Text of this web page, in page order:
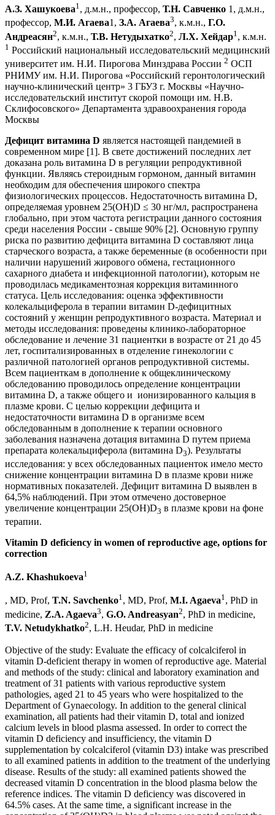
А.З. Хашукоева1 , д.м.н., профессор, Т.Н. Савченко 1, д.м.н.,
профессор, М.И. Агаева1, З.А. Агаева3, к.м.н., Г.О.
Андреасян2, к.м.н., Т.В. Нетудыхатко2, Л.Х. Хейдар1 , к.м.н.
1 Российский национальный исследовательский медицинский
университет им. Н.И. Пирогова Минздрава России 2 ОСП
РНИМУ им. Н.И. Пирогова «Российский геронтологический
научно-клинический центр» 3 ГБУЗ г. Москвы «Научно-
исследовательский институт скорой помощи им. Н.В.
Склифосовского» Департамента здравоохранения города
Москвы
Дефицит витамина D является настоящей пандемией в
современном мире [1]. В свете достижений последних лет
доказана роль витамина D в регуляции репродуктивной
функции. Являясь стероидным гормоном, данный витамин
необходим для обеспечения широкого спектра
физиологических процессов. Недостаточность витамина D,
определяемая уровнем 25(ОН)D ≤ 30 нг/мл, распространена
глобально, при этом частота регистрации данного состояния
среди населения России - свыше 90% [2]. Основную группу
риска по развитию дефицита витамина D составляют лица
старческого возраста, а также беременные (в особенности при
наличии нарушений жирового обмена, гестационного
сахарного диабета и инфекционной патологии), которым не
проводилась медикаментозная коррекция витаминного
статуса. Цель исследования: оценка эффективности
колекальциферола в терапии витамин D-дефицитных
состояний у женщин репродуктивного возраста. Материал и
методы исследования: проведены клинико-лабораторное
обследование и лечение 31 пациентки в возрасте от 21 до 45
лет, госпитализированных в отделение гинекологии с
различной патологией органов репродуктивной системы.
Всем пациенткам в дополнение к общеклиническому
обследованию проводилось определение концентрации
витамина D, а также общего и ионизированного кальция в
плазме крови. С целью коррекции дефицита и
недостаточности витамина D в организме всем
обследованным в дополнение к терапии основного
заболевания назначена дотация витамина D путем приема
препарата колекальциферола (витамина D3). Результаты
исследования: у всех обследованных пациенток имело место
снижение концентрации витамина D в плазме крови ниже
нормативных показателей. Дефицит витамина D выявлен в
64,5% наблюдений. При этом отмечено достоверное
увеличение концентрации 25(ОН)D3 в плазме крови на фоне
терапии.
Vitamin D deficiency in women of reproductive age, options for
correction
A.Z. Khashukoeva1
, MD, Prof, T.N. Savchenko1, MD, Prof, M.I. Agaeva1, PhD in
medicine, Z.A. Agaeva3, G.O. Andreasyan2, PhD in medicine,
T.V. Netudykhatko2, L.H. Heudar, PhD in medicine
Objective of the study: Evaluate the efficacy of colcalciferol in
vitamin D-deficient therapy in women of reproductive age. Material
and methods of the study: clinical and laboratory examination and
treatment of 31 patients with various reproductive system
pathologies, aged 21 to 45 years who were hospitalized to the
Department of Gynaecology. In addition to the general clinical
examination, all patients had their vitamin D, total and ionized
calcium levels in blood plasma assessed. In order to correct the
vitamin D deficiency and insufficiency, the vitamin D
supplementation by colcalciferol (vitamin D3) intake was prescribed
to all examined patients in addition to the treatment of the underlying
disease. Results of the study: all examined patients showed the
decreased vitamin D concentration in the blood plasma below the
reference indices. The vitamin D deficiency was discovered in
64.5% cases. At the same time, a significant increase in the